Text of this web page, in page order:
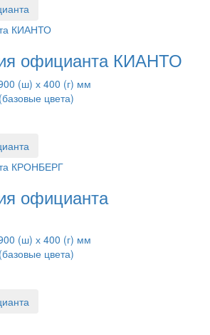
официанта КИАНТО
(ш) х 400 (г) мм
цвета)
официанта
(ш) х 400 (г) мм
цвета)